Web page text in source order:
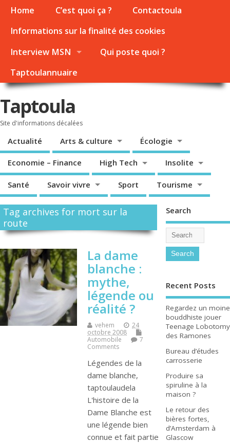
Home C’est quoi ça ?
Contactoula
Informations sur la finalité des cookies
Interview MSN
Qui poste quoi ?
Taptoulannuaire
Taptoula
Site d'informations décalées
Actualité Arts & culture Écologie
Economie – Finance High Tech Insolite
Santé Savoir vivre Sport Tourisme
Tag archives for mort sur la
route
La dame
blanche :
mythe,
légende ou
réalité ?
vehem
24
octobre 2008
Automobile
7
Comments
Légendes de la
dame blanche,
taptoulaudela
L'histoire de la
Dame Blanche est
une légende bien
connue et fait partie
Search
Recent Posts
Regardez un moine
bouddhiste jouer
Teenage Lobotomy
des Ramones
Bureau d’études
carrosserie
Produire sa
spiruline à la
maison ?
Le retour des
bières fortes,
d’Amsterdam à
Glascow